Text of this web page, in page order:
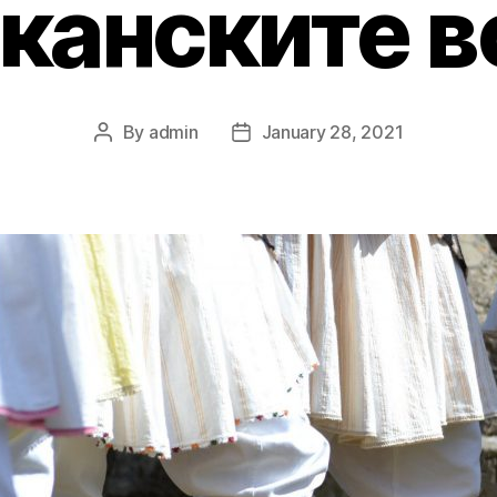
Post
By admin
PostJanuary 28, 2021